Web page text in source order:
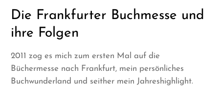
Die Frankfurter Buchmesse und
ihre Folgen
2011 zog es mich zum ersten Mal auf die
Büchermesse nach Frankfurt, mein persönliches
Buchwunderland und seither mein Jahreshighlight.